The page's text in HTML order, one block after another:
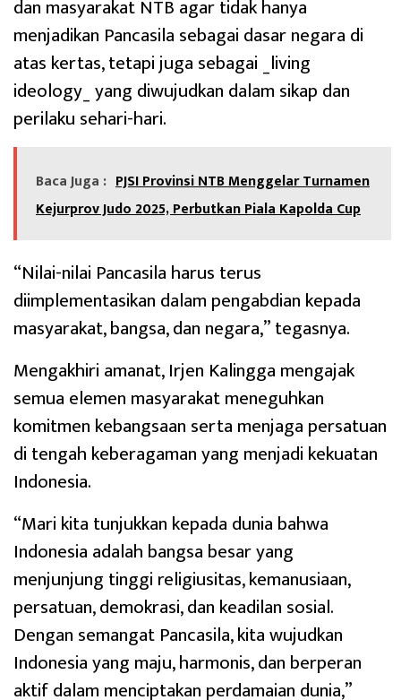
dan masyarakat NTB agar tidak hanya
menjadikan Pancasila sebagai dasar negara di
atas kertas, tetapi juga sebagai _living
ideology_ yang diwujudkan dalam sikap dan
perilaku sehari-hari.
Baca Juga : PJSI Provinsi NTB Menggelar Turnamen
Kejurprov Judo 2025, Perbutkan Piala Kapolda Cup
“Nilai-nilai Pancasila harus terus
diimplementasikan dalam pengabdian kepada
masyarakat, bangsa, dan negara,” tegasnya.
Mengakhiri amanat, Irjen Kalingga mengajak
semua elemen masyarakat meneguhkan
komitmen kebangsaan serta menjaga persatuan
di tengah keberagaman yang menjadi kekuatan
Indonesia.
“Mari kita tunjukkan kepada dunia bahwa
Indonesia adalah bangsa besar yang
menjunjung tinggi religiusitas, kemanusiaan,
persatuan, demokrasi, dan keadilan sosial.
Dengan semangat Pancasila, kita wujudkan
Indonesia yang maju, harmonis, dan berperan
aktif dalam menciptakan perdamaian dunia,”